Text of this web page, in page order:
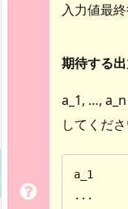
入力値最
期待する
a_1, …,
してくださ
a_1
...